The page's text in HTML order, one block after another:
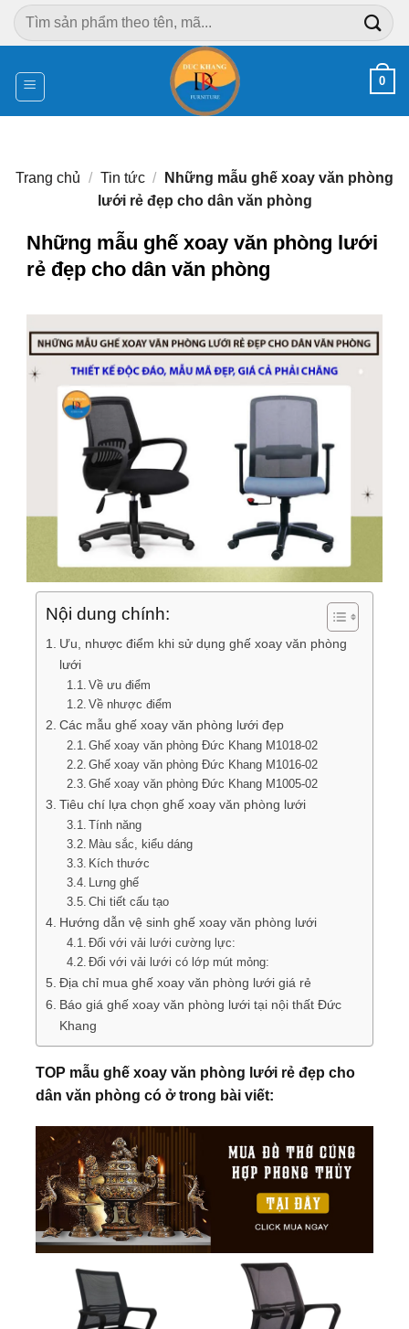
Chuyển
đến
dung
Tìm
kiếm:
0
Trang chủ / Tin tức /
Những mẫu ghế xoay văn phòng
lưới rẻ đẹp cho dân văn phòng
Những mẫu ghế xoay văn phòng lưới
rẻ đẹp cho dân văn phòng
Nội dung chính:
Ưu, nhược điểm khi sử dụng ghế xoay văn phòng
lưới
Về ưu điểm
Về nhược điểm
Các mẫu ghế xoay văn phòng lưới đẹp
Ghế xoay văn phòng Đức Khang M1018-02
Ghế xoay văn phòng Đức Khang M1016-02
Ghế xoay văn phòng Đức Khang M1005-02
Tiêu chí lựa chọn ghế xoay văn phòng lưới
Tính năng
Màu sắc, kiểu dáng
Kích thước
Lưng ghế
Chi tiết cấu tạo
Hướng dẫn vệ sinh ghế xoay văn phòng lưới
Đối với vải lưới cường lực:
Đối với vải lưới có lớp mút mỏng:
Địa chỉ mua ghế xoay văn phòng lưới giá rẻ
Báo giá ghế xoay văn phòng lưới tại nội thất Đức
Khang
TOP mẫu ghế xoay văn phòng lưới rẻ đẹp cho
dân văn phòng có ở trong bài viết: